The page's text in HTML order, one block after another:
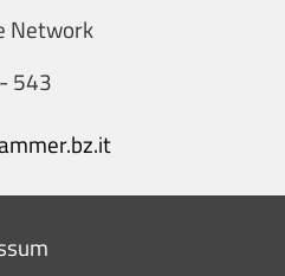
Network
543